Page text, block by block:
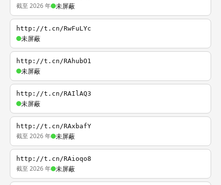
截至 2026 年 未屏蔽
http://t.cn/RwFuLYc
未屏蔽
http://t.cn/RAhubO1
未屏蔽
http://t.cn/RAIlAQ3
未屏蔽
http://t.cn/RAxbafY
截至 2026 年 未屏蔽
http://t.cn/RAioqo8
截至 2026 年 未屏蔽